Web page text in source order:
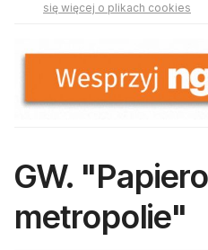
się więcej o plikach cookies
GW.
metropolie"